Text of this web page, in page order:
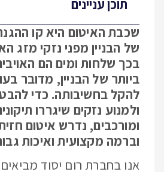
תוכן עניינים
שכבת האיטום היא קו
של הבניין מפני נזקי מזג
בכך שלחות ומים הם
ביותר של הבניין, מדובר
להקל בחשיבותה. כדי
ולמנוע נזקים שיגררו
ומורכבים, נדרש איטום
וברמה מקצועית ואיכות
אנו בחברת רום יסוד